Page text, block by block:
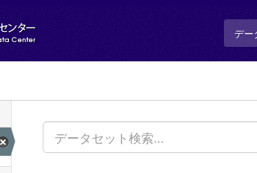
デー